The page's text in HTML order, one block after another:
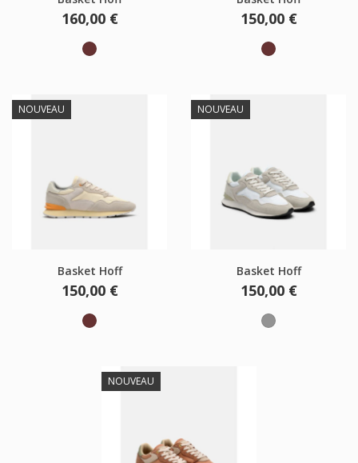
Prix
160,00 €
Marron
Prix
150,00 €
Marron
NOUVEAU
Basket Hoff
Prix
150,00 €
Marron
NOUVEAU
Basket Hoff
Prix
150,00 €
Gris
NOUVEAU